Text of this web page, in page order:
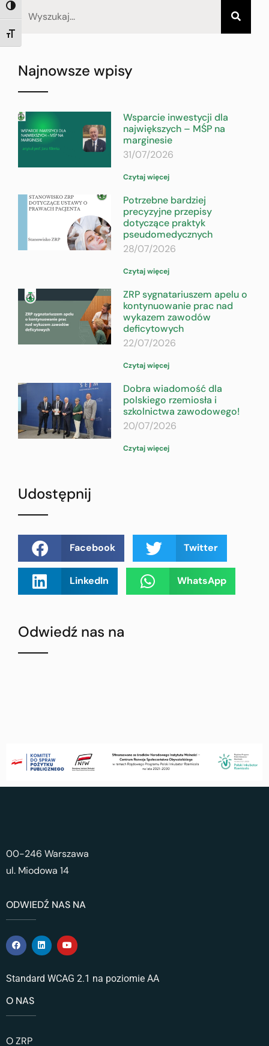
TOGGLE HIGH CONTRAST
TOGGLE FONT SIZE
Najnowsze wpisy
Wsparcie inwestycji dla
największych – MŚP na
marginesie
31/07/2026
Czytaj więcej
Potrzebne bardziej
precyzyjne przepisy
dotyczące praktyk
pseudomedycznych
28/07/2026
Czytaj więcej
ZRP sygnatariuszem apelu o
kontynuowanie prac nad
wykazem zawodów
deficytowych
22/07/2026
Czytaj więcej
Dobra wiadomość dla
polskiego rzemiosła i
szkolnictwa zawodowego!
20/07/2026
Czytaj więcej
Udostępnij
Facebook Twitter
LinkedIn WhatsApp
Odwiedź nas na
00-246 Warszawa
ul. Miodowa 14
ODWIEDŹ NAS NA
Standard WCAG 2.1 na poziomie AA
O NAS
O ZRP